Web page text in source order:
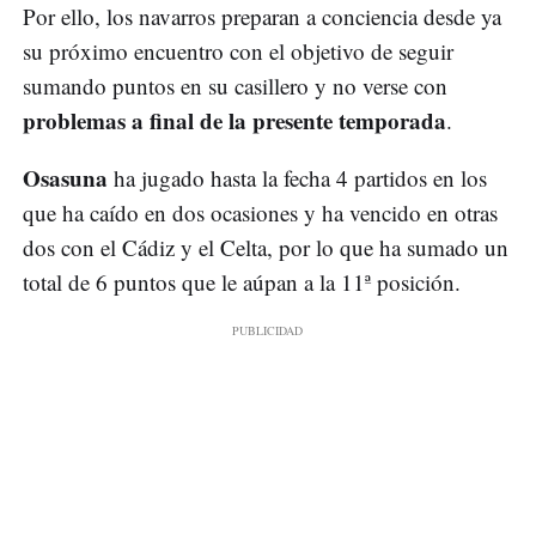
Por ello, los navarros preparan a conciencia desde ya
su próximo encuentro con el objetivo de seguir
sumando puntos en su casillero y no verse con
problemas a final de la presente temporada.
Osasuna ha jugado hasta la fecha 4 partidos en los
que ha caído en dos ocasiones y ha vencido en otras
dos con el Cádiz y el Celta, por lo que ha sumado un
total de 6 puntos que le aúpan a la 11ª posición.